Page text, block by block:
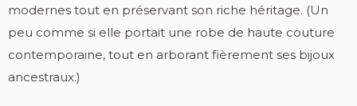
modernes tout en préservant son riche héritage. (Un
peu comme si elle portait une robe de haute couture
contemporaine, tout en arborant fièrement ses bijoux
ancestraux.)